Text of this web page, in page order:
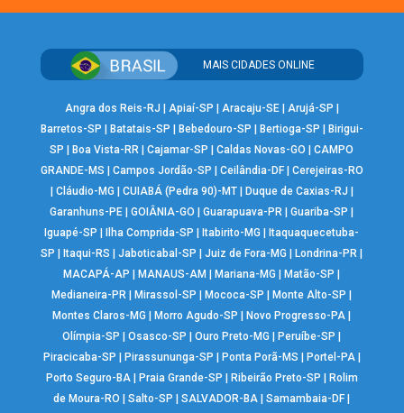
MAIS CIDADES ONLINE
Angra dos Reis-RJ Apiaí-SP Aracaju-SE| Arujá-SP
Barretos-SP
Batatais-SP Bebedouro-SP Bertioga-SP
Birigui-
SP
Boa Vista-RR |Cajamar-SP |Caldas Novas-GO |CAMPO
GRANDE-MS
Campos Jordão-SP Ceilândia-DF| Cerejeiras-RO
Cláudio-MG CUIABÁ (Pedra 90)-MT| Duque de Caxias-RJ
Garanhuns-PE |GOIÂNIA-GO |Guarapuava-PR |Guariba-SP
Iguapé-SP
Ilha Comprida-SP Itabirito-MG
Itaquaquecetuba-
SP
Itaqui-RS |Jaboticabal-SP |Juiz de Fora-MG Londrina-PR
MACAPÁ-AP
MANAUS-AM Mariana-MG Matão-SP
Medianeira-PR
Mirassol-SP Mococa-SP Monte Alto-SP
Montes Claros-MG
Morro Agudo-SP Novo Progresso-PA
Olímpia-SP
|Osasco-SP |Ouro Preto-MG Peruíbe-SP
Piracicaba-SP
Pirassununga-SP Ponta Porã-MS Portel-PA|
Porto Seguro-BA| Praia Grande-SP Ribeirão Preto-SP
Rolim
de Moura-RO
|Salto-SP |SALVADOR-BA |Samambaia-DF